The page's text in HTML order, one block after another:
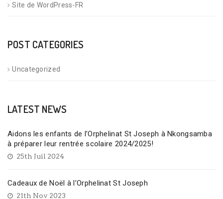
Site de WordPress-FR
POST CATEGORIES
Uncategorized
LATEST NEWS
Aidons les enfants de l’Orphelinat St Joseph à Nkongsamba
à préparer leur rentrée scolaire 2024/2025!
25th Juil 2024
Cadeaux de Noël à l’Orphelinat St Joseph
21th Nov 2023